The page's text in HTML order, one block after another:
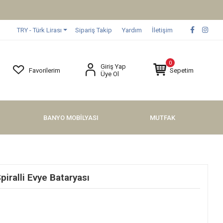
TRY - Türk Lirası Sipariş Takip Yardım İletişim
Favorilerim
Giriş Yap
Üye Ol
0
Sepetim
BANYO MOBİLYASI MUTFAK
Evye Bataryası